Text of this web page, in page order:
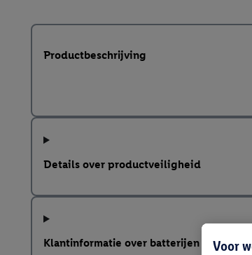
Productbeschrijving
Details over productveiligheid
Klantinformatie over batterijen Voor